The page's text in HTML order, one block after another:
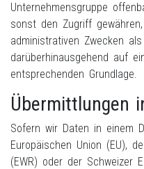
Unternehmensgruppe
sonst den Zugriff
administrativen Zwecken
darüberhinausgehend auf
entsprechenden Grundlage.
Übermittlungen
Sofern wir Daten in einem
Europäischen Union (EU),
(EWR) oder der Schweizer